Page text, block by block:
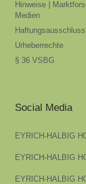
Hinweise |
Medien
Haftungsausschluss
Urheberrechte
§ 36 VSBG
Social Media
EYRICH-HALBIG
EYRICH-HALBIG
EYRICH-HALBIG